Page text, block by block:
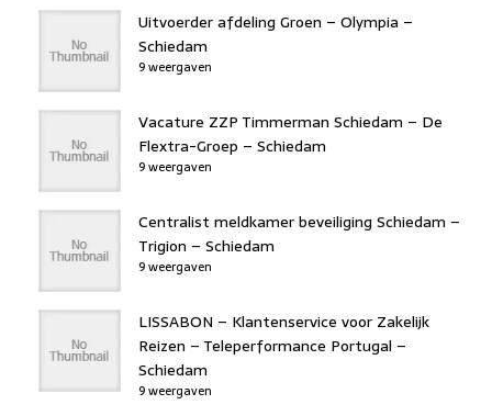
Uitvoerder afdeling Groen – Olympia –
Schiedam
9 weergaven
Vacature ZZP Timmerman Schiedam – De
Flextra-Groep – Schiedam
9 weergaven
Centralist meldkamer beveiliging Schiedam –
Trigion – Schiedam
9 weergaven
LISSABON – Klantenservice voor Zakelijk
Reizen – Teleperformance Portugal –
Schiedam
9 weergaven